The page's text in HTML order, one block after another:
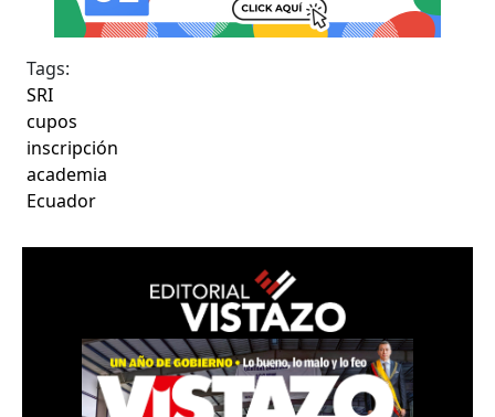
Tags:
SRI
cupos
inscripción
academia
Ecuador